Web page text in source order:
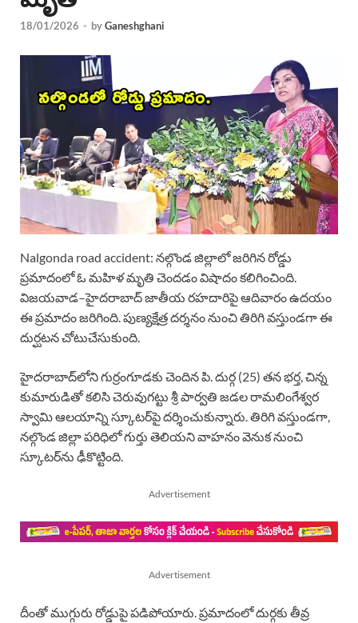
18/01/2026 - byGaneshghani
Nalgonda road accident: నల్గొండ జిల్లాలో జరిగిన రోడ్డు
ప్రమాదంలో ఓ మహిళ మృతి చెందడం విషాదం కలిగించింది.
విజయవాడ–హైదరాబాద్ జాతీయ రహదారిపై ఆదివారం ఉదయం
ఈ ప్రమాదం జరిగింది. పుణ్యక్షేత్ర దర్శనం నుంచి తిరిగి వస్తుండగా ఈ
దుర్ఘటన చోటుచేసుకుంది.
హైదరాబాద్‌లోని గుర్రంగూడకు చెందిన పి. దుర్గ (25) తన భర్త, చిన్న
కుమారుడితో కలిసి చెరువుగట్టు శ్రీ పార్వతి జడల రామలింగేశ్వర
స్వామి ఆలయాన్ని స్కూటర్‌పై దర్శించుకున్నారు. తిరిగి వస్తుండగా,
నల్గొండ జిల్లా పరిధిలో గుర్తు తెలియని వాహనం వెనుక నుంచి
స్కూటర్‌ను ఢీకొట్టింది.
Advertisement
Advertisement
దీంతో ముగ్గురు రోడ్డుపై పడిపోయారు. ప్రమాదంలో దుర్గకు తీవ్ర